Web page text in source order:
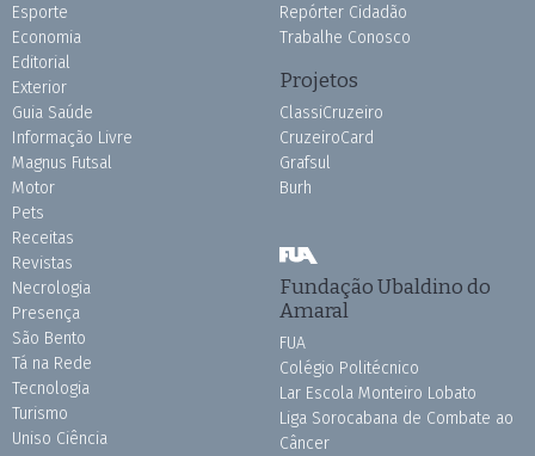
Esporte
Economia
Editorial
Exterior
Guia Saúde
Informação Livre
Magnus Futsal
Motor
Pets
Receitas
Revistas
Necrologia
Presença
São Bento
Tá na Rede
Tecnologia
Turismo
Uniso Ciência
Repórter Cidadão
Trabalhe Conosco
Projetos
ClassiCruzeiro
CruzeiroCard
Grafsul
Burh
Fundação Ubaldino do
Amaral
FUA
Colégio Politécnico
Lar Escola Monteiro Lobato
Liga Sorocabana de Combate ao
Câncer